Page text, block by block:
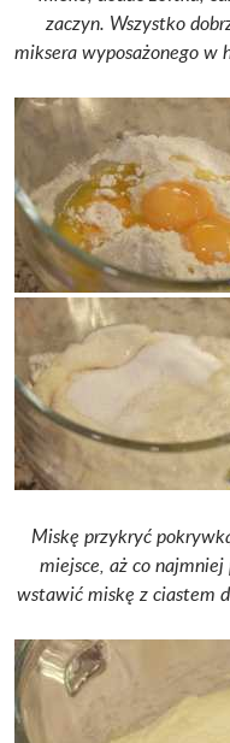
zaczyn. Wszystko
miksera wyposażonego w
Miskę przykryć
miejsce, aż co
wstawić miskę z ciastem